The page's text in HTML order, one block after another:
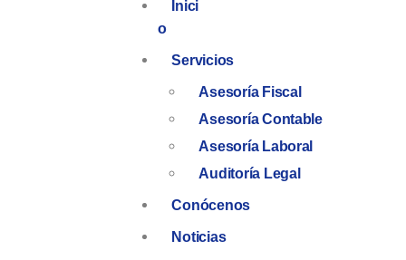
Inici
O
Servicios
Asesoría Fiscal
Asesoría Contable
Asesoría Laboral
Auditoría Legal
Conócenos
Noticias